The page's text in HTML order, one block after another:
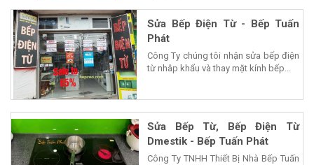
Sửa Bếp Điện Từ - Bếp Tuấn
Phát
Công Ty chúng tôi nhận sửa bếp điện
từ nhâp khẩu và thay mặt kính bếp...
Sửa Bếp Từ, Bếp Điện Từ
Dmestik - Bếp Tuấn Phát
Công Ty TNHH Thiết Bị Nhà Bếp Tuấn